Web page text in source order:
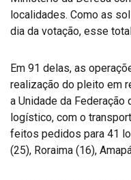
localidades. Como as
dia da votação, esse
Em 91 delas, as
realização do pleito em
a Unidade da Federação
logístico, com o
feitos pedidos para 41
(25), Roraima (16),